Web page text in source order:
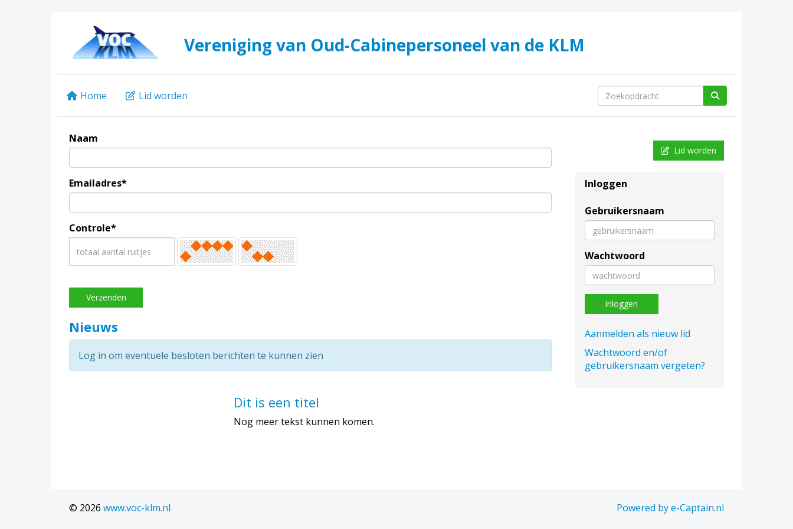
Vereniging van Oud-Cabinepersoneel van de KLM
Home Lid worden
Naam
Emailadres*
Controle*
Verzenden
Nieuws
Log in om eventuele besloten berichten te kunnen zien
Dit is een titel
Nog meer tekst kunnen komen.
Lid worden
Inloggen
Gebruikersnaam
Wachtwoord
Inloggen
Aanmelden als nieuw lid
Wachtwoord en/of
gebruikersnaam vergeten?
© 2026 www.voc-klm.nl Powered by e-Captain.nl